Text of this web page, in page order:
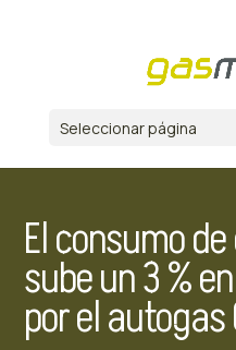
Seleccionar página
El consumo
sube un 3 %
por el autogas